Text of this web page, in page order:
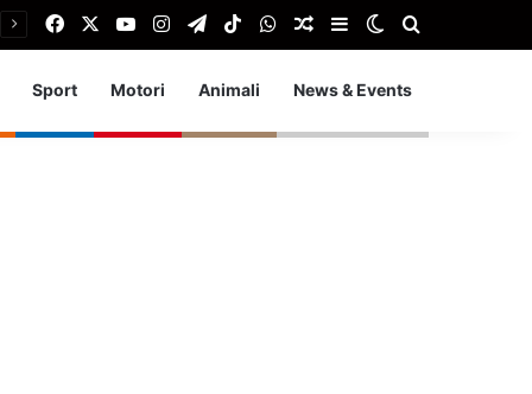
FacebookYou TubeInstagram
TelegramTikTokWhatsApp
Articolo Random
Barra laterale
Cambia aspetto
Sport Motori Animali News & Events